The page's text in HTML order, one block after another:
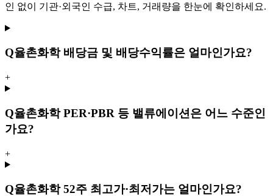
인 없이 기관·외국인 수급, 차트, 거래량을 한눈에 확인하세요.
Q율촌화학 배당금 및 배당수익률은 얼마인가요?
+
Q율촌화학 PER·PBR 등 밸류에이션은 어느 수준인
가요?
+
Q율촌화학 52주 최고가·최저가는 얼마인가요?